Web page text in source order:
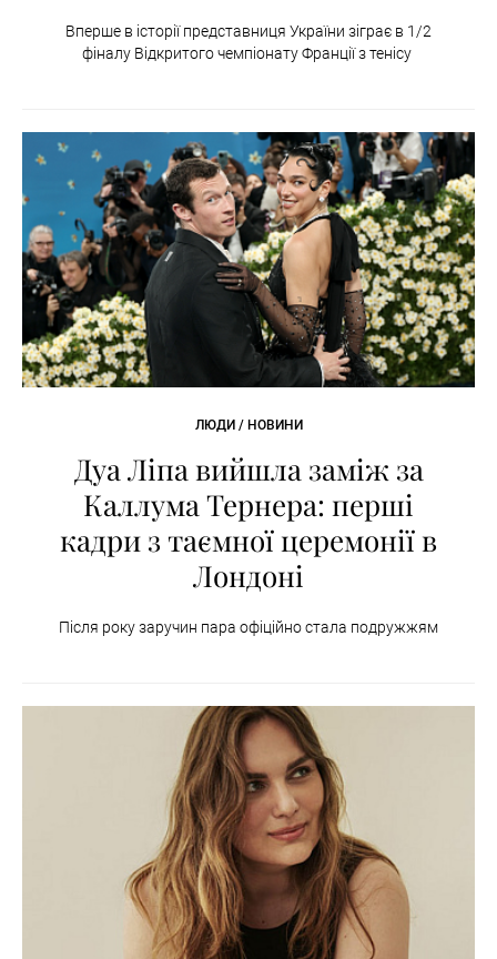
Вперше в історії представниця України зіграє в 1/2
фіналу Відкритого чемпіонату Франції з тенісу
ЛЮДИ / НОВИНИ
Дуа Ліпа вийшла заміж за
Каллума Тернера: перші
кадри з таємної церемонії в
Лондоні
Після року заручин пара офіційно стала подружжям